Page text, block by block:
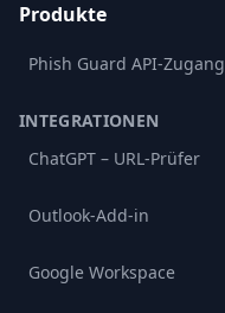
Produkte
Phish Guard API-Zugang
INTEGRATIONEN
ChatGPT – URL-Prüfer
Outlook-Add-in
Google Workspace